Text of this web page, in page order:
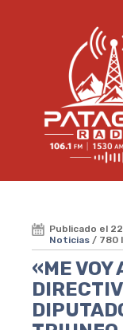
Publicado el
Noticias / 780
«ME VOY